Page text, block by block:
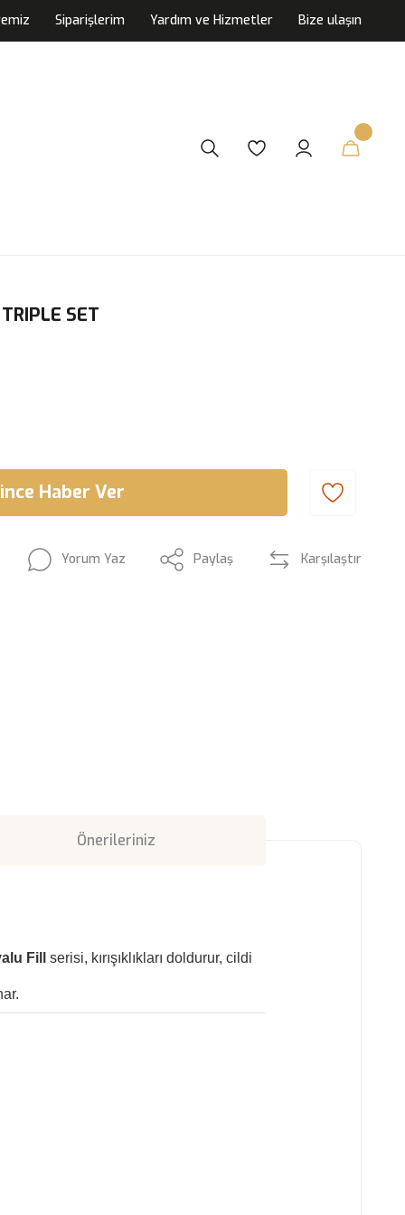
Siparişlerim Yardım ve Hizmetler Bize ulaşın
SET
Haber Ver
Yorum Yaz Paylaş Karşılaştır
Önerileriniz
Fill
serisi, kırışıklıkları doldurur, cildi